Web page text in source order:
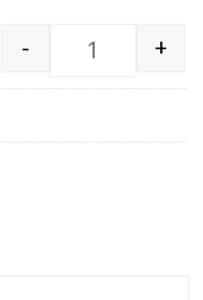
518 Chicken
- +